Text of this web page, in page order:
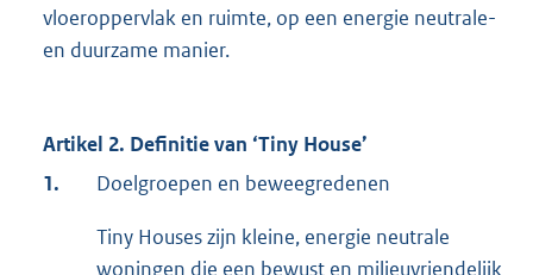
vloeroppervlak en ruimte, op een energie neutrale-
en duurzame manier.
Artikel 2. Definitie van ‘Tiny House’
1.
Doelgroepen en beweegredenen
Tiny Houses zijn kleine, energie neutrale
woningen die een bewust en milieuvriendelijk